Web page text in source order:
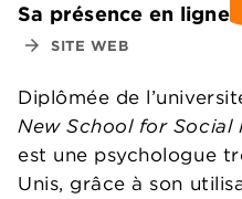
Diplômée de
New School for Social
est une psychologue
Unis, grâce à son
Sa présence en ligne
arrow_forward SITE WEB